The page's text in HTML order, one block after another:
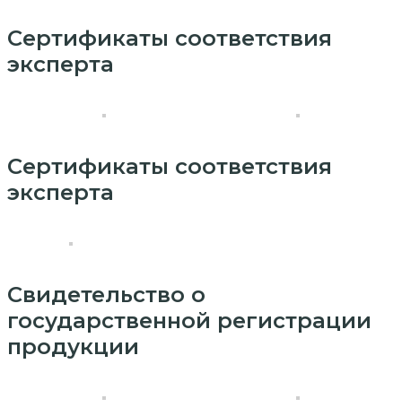
Сертификаты соответствия
эксперта
Сертификаты соответствия
эксперта
Свидетельство о
государственной регистрации
продукции